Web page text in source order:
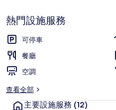
熱門設施服務
可停車
餐廳
空調
查看全部
主要設施服務 (12)